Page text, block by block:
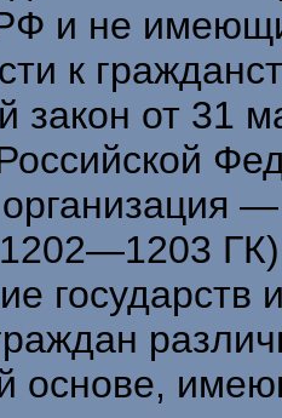
и не
к
закон от 31
1202—1203
государств
основе,